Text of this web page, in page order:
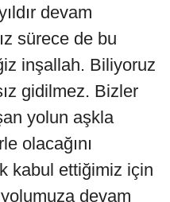
devam
sürece de bu
inşallah. Biliyoruz
gidilmez. Bizler
yolun aşkla
olacağını
kabul ettiğimiz için
devam